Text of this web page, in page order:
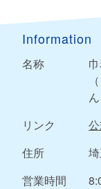
Information
名称
ん
リンク
住所
営業時間